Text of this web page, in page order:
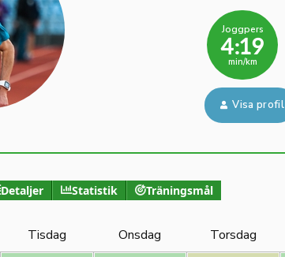
Joggpers
4:19
min/km
Visa profil
Detaljer Statistik Träningsmål
Tisdag Onsdag Torsdag